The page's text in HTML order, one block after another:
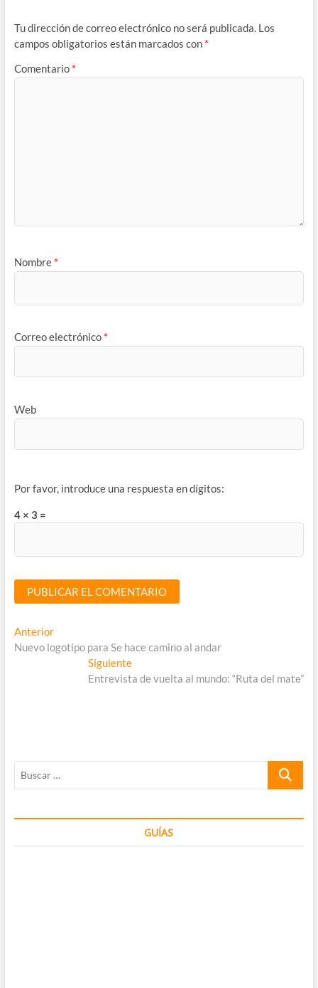
Tu dirección de correo electrónico no será publicada. Los
campos obligatorios están marcados con *
Comentario *
Nombre *
Correo electrónico *
Web
Por favor, introduce una respuesta en dígitos:
4 × 3 =
Navegación
de
entradas
AnteriorEntrada
anterior:
Nuevo logotipo para Se hace camino al andar
SiguienteEntrada
siguiente:
Entrevista de vuelta al mundo: “Ruta del mate”
Buscar
GUÍAS